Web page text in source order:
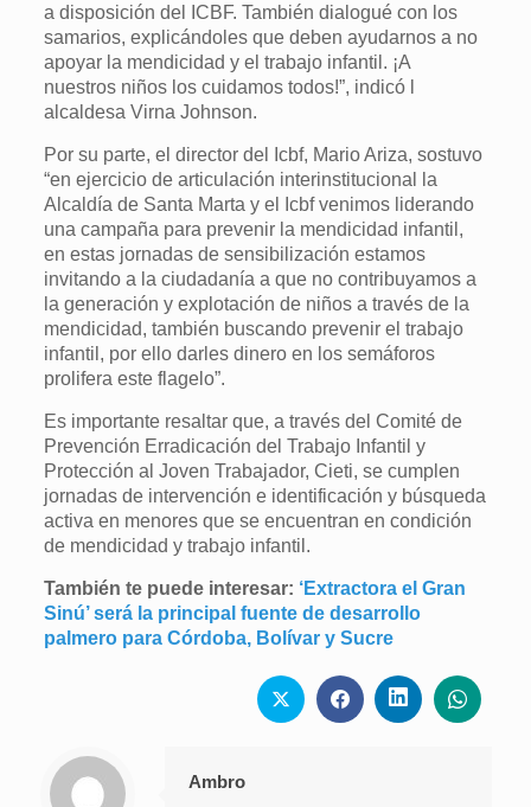
a disposición del ICBF. También dialogué con los
samarios, explicándoles que deben ayudarnos a no
apoyar la mendicidad y el trabajo infantil. ¡A
nuestros niños los cuidamos todos!”, indicó l
alcaldesa Virna Johnson.
Por su parte, el director del Icbf, Mario Ariza, sostuvo
“en ejercicio de articulación interinstitucional la
Alcaldía de Santa Marta y el Icbf venimos liderando
una campaña para prevenir la mendicidad infantil,
en estas jornadas de sensibilización estamos
invitando a la ciudadanía a que no contribuyamos a
la generación y explotación de niños a través de la
mendicidad, también buscando prevenir el trabajo
infantil, por ello darles dinero en los semáforos
prolifera este flagelo”.
Es importante resaltar que, a través del Comité de
Prevención Erradicación del Trabajo Infantil y
Protección al Joven Trabajador, Cieti, se cumplen
jornadas de intervención e identificación y búsqueda
activa en menores que se encuentran en condición
de mendicidad y trabajo infantil.
También te puede interesar: ‘Extractora el Gran
Sinú’ será la principal fuente de desarrollo
palmero para Córdoba, Bolívar y Sucre
Ambro